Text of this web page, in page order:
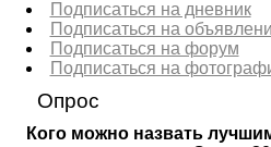
Подписаться на дневник
Подписаться на
Подписаться на форум
Подписаться на
Опрос
Кого можно назвать